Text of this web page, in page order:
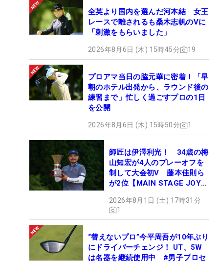
全英より国内を選んだ河本結 女王
レースで離されるも桑木志帆のVに
「刺激をもらいました」
2026年8月6日 (木) 15時45分 19
プロアマ当日の脇元華に密着！「早
朝のホテル出発から、ラウンド後の
練習まで」忙しく過ごすプロの1日
を公開
2026年8月6日 (木) 15時50分 1
師匠は伊澤利光！ 34歳の梅
山知宏が4人のプレーオフを
制して大会初V 藤本佳則ら
が2位【MAIN STAGE JOYX
2026年8月1日 (土) 17時31分
1
“替えないプロ”今平周吾が10年ぶり
にドライバーチェンジ！ UT、5W
は名器を継続使用中 #男子プロセ